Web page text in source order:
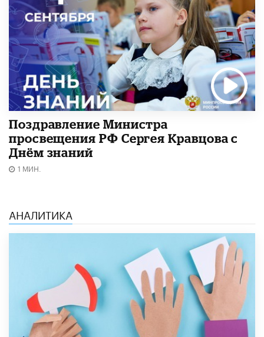
Поздравление Министра
просвещения РФ Сергея Кравцова с
Днём знаний
1 МИН.
АНАЛИТИКА